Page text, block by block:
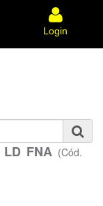
Login
LD FNA (Cód.